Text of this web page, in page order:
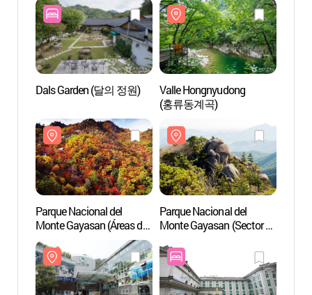
Dals Garden (달의 정원)
Valle Hongnyudong
(홍류동계곡)
Parque Nacional del
Monte Gayasan (Áreas de
Hongnyu-dong y
Cheongnyang-dong)
(가야산국립공원(홍류동,
청량동지구))
Parque Nacional del
Monte Gayasan (Sector de
(가야산국립공원(백운동
지구))